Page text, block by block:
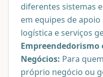
diferentes sistemas
em equipes de
logística e serviços
Empreendedorismo
Negócios: Para
próprio negócio ou